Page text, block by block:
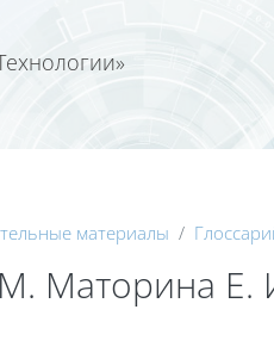
материалы
Маторина Е.